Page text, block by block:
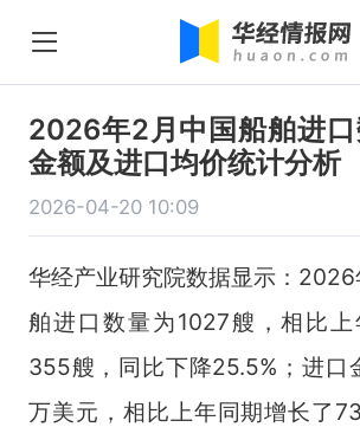
2026年2月中国船舶进口
金额及进口均价统计分析
2026-04-20 10:09
华经产业研究院数据显示：
舶进口数量为1027艘，相比上
355艘，同比下降25.5%；进口
万美元，相比上年同期增长了